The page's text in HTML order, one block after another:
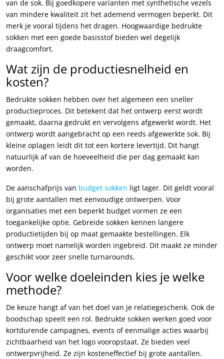
van de sok. Bij goedkopere varianten met synthetische vezels
van mindere kwaliteit zit het ademend vermogen beperkt. Dit
merk je vooral tijdens het dragen. Hoogwaardige bedrukte
sokken met een goede basisstof bieden wel degelijk
draagcomfort.
Wat zijn de productiesnelheid en
kosten?
Bedrukte sokken hebben over het algemeen een sneller
productieproces. Dit betekent dat het ontwerp eerst wordt
gemaakt, daarna gedrukt en vervolgens afgewerkt wordt. Het
ontwerp wordt aangebracht op een reeds afgewerkte sok. Bij
kleine oplagen leidt dit tot een kortere levertijd. Dit hangt
natuurlijk af van de hoeveelheid die per dag gemaakt kan
worden.
De aanschafprijs van budget sokken ligt lager. Dit geldt vooral
bij grote aantallen met eenvoudige ontwerpen. Voor
organisaties met een beperkt budget vormen ze een
toegankelijke optie. Gebreide sokken kennen langere
productietijden bij op maat gemaakte bestellingen. Elk
ontwerp moet namelijk worden ingebreid. Dit maakt ze minder
geschikt voor zeer snelle turnarounds.
Voor welke doeleinden kies je welke
methode?
De keuze hangt af van het doel van je relatiegeschenk. Ook de
boodschap speelt een rol. Bedrukte sokken werken goed voor
kortdurende campagnes, events of eenmalige acties waarbij
zichtbaarheid van het logo vooropstaat. Ze bieden veel
ontwerpvrijheid. Ze zijn kosteneffectief bij grote aantallen.